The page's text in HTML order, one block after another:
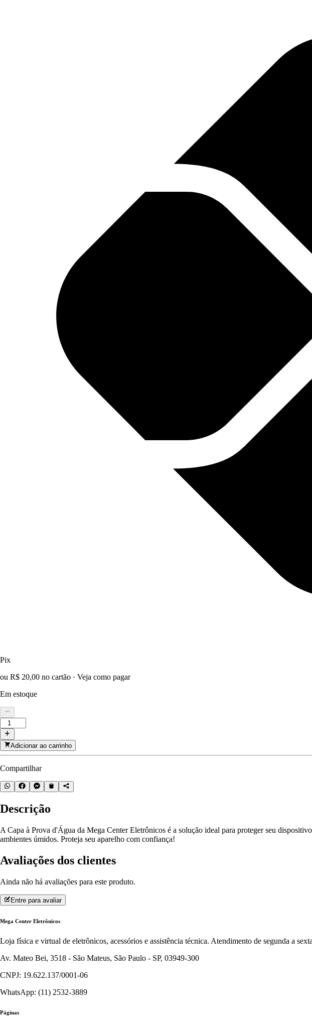
Pix
ou R$ 20,00 no cartão · Veja como pagar
Em estoque
Adicionar ao carrinho
Compartilhar
Descrição
A Capa à Prova d'Água da Mega Center Eletrônicos é a solução ideal para proteger seu
ambientes úmidos. Proteja seu aparelho com confiança!
Avaliações dos clientes
Ainda não há avaliações para este produto.
Entre para avaliar
Mega Center Eletrônicos
Loja física e virtual de eletrônicos, acessórios e assistência técnica. Atendimento de segunda a
Av. Mateo Bei, 3518 - São Mateus, São Paulo - SP, 03949-300
CNPJ: 19.622.137/0001-06
WhatsApp: (11) 2532-3889
Páginas